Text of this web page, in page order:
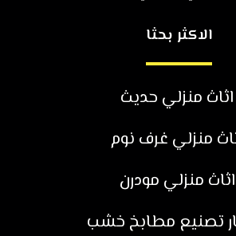
الاكثر بحثا
اثاث منزلي حديث
منزلي غرف نوم
اثاث منزلي مودرن
تصنيع مطابخ خشب